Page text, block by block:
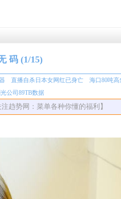
码 (1/15)
直播自杀日本女网红已身亡 海口80吨
公司89TB数据
趋势网：菜单各种你懂的福利】